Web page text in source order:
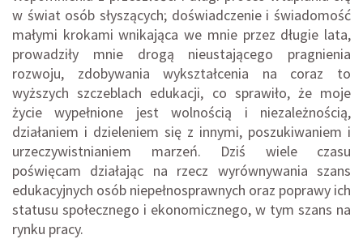
w świat osób słyszących; doświadczenie i świadomość
małymi krokami wnikająca we mnie przez długie lata,
prowadziły mnie drogą nieustającego pragnienia
rozwoju, zdobywania wykształcenia na coraz to
wyższych szczeblach edukacji, co sprawiło, że moje
życie wypełnione jest wolnością i niezależnością,
działaniem i dzieleniem się z innymi, poszukiwaniem i
urzeczywistnianiem marzeń. Dziś wiele czasu
poświęcam działając na rzecz wyrównywania szans
edukacyjnych osób niepełnosprawnych oraz poprawy ich
statusu społecznego i ekonomicznego, w tym szans na
rynku pracy.